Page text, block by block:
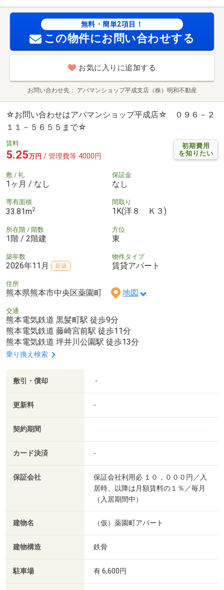
無料・簡単2項目！
この物件にお問い合わせする
お気に入りに追加する
お問い合わせ先 アパマンショップ平成支店（株）明和不動産
☆お問い合わせはアパマンショップ平成店☆ ０９６－２
１１－５６５５まで☆
初期費用
を知りたい
賃料
5.25万円 / 管理費等 4000円
敷 / 礼
1ヶ月 / なし
保証金
なし
専有面積
33.81m2
間取り
1K(洋８ Ｋ３)
所在階 / 階数
1階 / 2階建
方位
東
築年数
2026年11月 新築
物件タイプ
賃貸アパート
住所
熊本県熊本市中央区薬園町 地図
交通
熊本電気鉄道 黒髪町駅 徒歩9分
熊本電気鉄道 藤崎宮前駅 徒歩11分
熊本電気鉄道 坪井川公園駅 徒歩13分
乗り換え検索
敷引・償却 -
更新料 -
契約期間
カード決済 -
保証会社
保証会社利用必 １０，０００円／入
居時、以降は月額賃料の１％／毎月
（入居期間中）
建物名 （仮）薬園町アパート
建物構造 鉄骨
駐車場 有 6,600円